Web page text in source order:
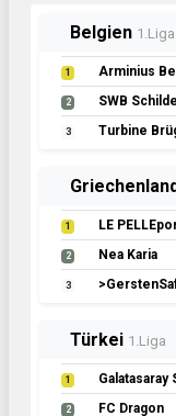
Belgien 1.Liga
1 Arminius
2 SWB
3 Turbine
Griechenland
1 LE
2 Nea Karia
3
Türkei 1.Liga
1 Galatasaray
2 FC Dragon